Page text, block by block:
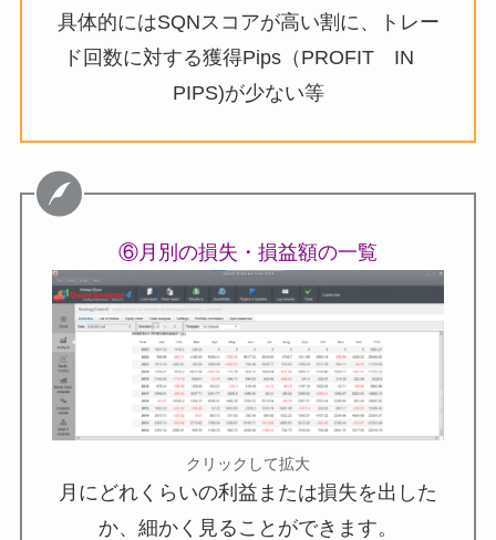
具体的にはSQNスコアが高い割に、トレー
ド回数に対する獲得Pips（PROFIT IN
PIPS)が少ない等
⑥月別の損失・損益額の一覧
クリックして拡大
月にどれくらいの利益または損失を出した
か、細かく見ることができます。